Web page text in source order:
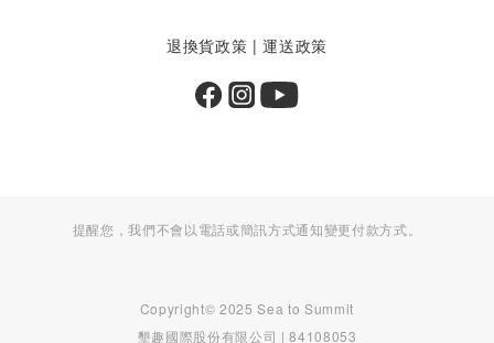
退換貨政策 |運送政策
提醒您，我們不會以電話或簡訊方式通知變更付款方式。
Copyright© 2025 Sea to Summit
墾趣國際股份有限公司 | 84108053